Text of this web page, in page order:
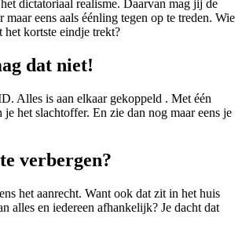
dictatoriaal realisme. Daarvan mag jij de
maar eens aals éénling tegen op te treden. Wie
het kortste eindje trekt?
dat niet!
Alles is aan elkaar gekoppeld . Met één
het slachtoffer. En zie dan nog maar eens je
verbergen?
het aanrecht. Want ook dat zit in het huis
alles en iedereen afhankelijk? Je dacht dat